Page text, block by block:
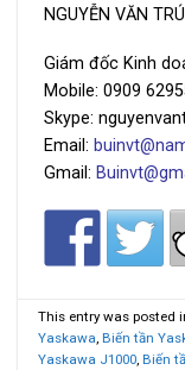
NGUYỄN VĂN
Giám đốc Kinh
Mobile: 0909
Skype:
Email:
Gmail:
This entry was posted
Yaskawa,Biến tần
Yaskawa J1000,Biến